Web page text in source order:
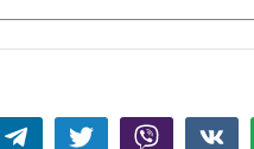
Telegram Twitter Viber